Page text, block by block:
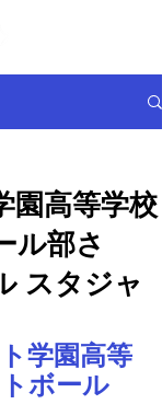
園高等学校
ル部さ
スタジャ
学園高等
ボール